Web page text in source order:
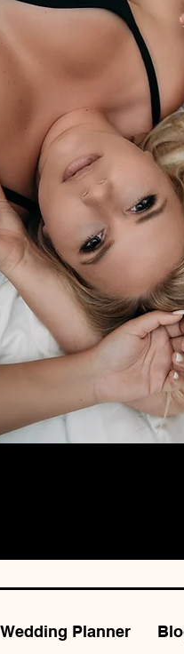
ДО 1 ЧАСА
Фотографии 1 час
КОМБО ФОТО И ВИДЕО
Wedding Planner